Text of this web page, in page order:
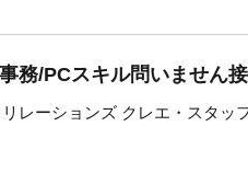
務/PCスキル問いません
レーションズ クレエ・スタッ